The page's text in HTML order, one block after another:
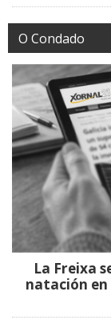
O Condado
La Freixa
natación en